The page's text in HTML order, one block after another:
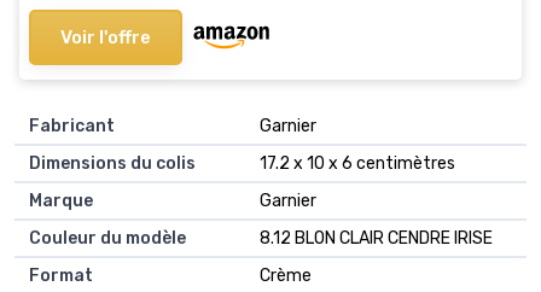
Voir l'offre
Fabricant
‎Garnier
Dimensions du colis
‎17.2 x 10 x 6 centimètres
Marque
‎Garnier
Couleur du modèle
‎8.12 BLON CLAIR CENDRE IRISE
Format
‎Crème